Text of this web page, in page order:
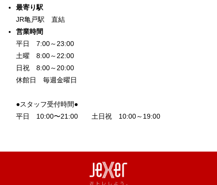
最寄り駅
JR亀戸駅 直結
営業時間
平日 7:00～23:00
土曜 8:00～22:00
日祝 8:00～20:00
休館日 毎週金曜日
●スタッフ受付時間●
平日 10:00〜21:00 土日祝 10:00～19:00